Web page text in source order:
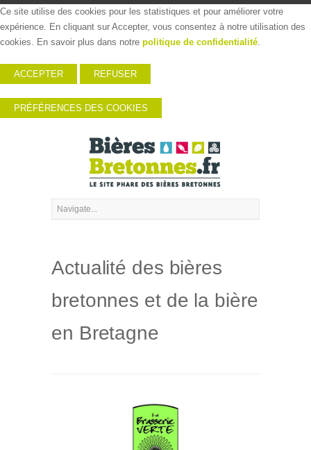
Ce site utilise des cookies pour les statistiques et pour améliorer votre
expérience. En cliquant sur Accepter, vous consentez à notre utilisation des
cookies. En savoir plus dans notre politique de confidentialité.
ACCEPTER REFUSER
PRÉFÉRENCES DES COOKIES
Actualité des bières
bretonnes et de la bière
en Bretagne